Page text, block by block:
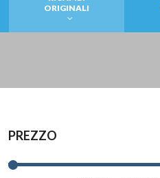
ORIGINALI
PREZZO